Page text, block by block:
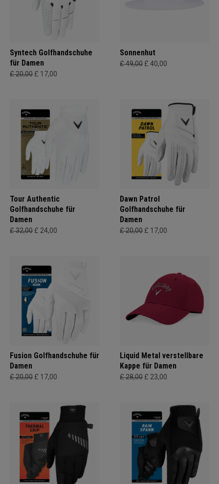
Syntech Golfhandschuhe
für Damen
£ 20,00 £ 17,00
Sonnenhut
£ 49,00 £ 40,00
Tour Authentic
Golfhandschuhe für
Damen
£ 32,00 £ 24,00
Dawn Patrol
Golfhandschuhe für
Damen
£ 20,00 £ 17,00
Fusion Golfhandschuhe für
Damen
£ 20,00 £ 17,00
Liquid Metal verstellbare
Kappe für Damen
£ 28,00 £ 23,00